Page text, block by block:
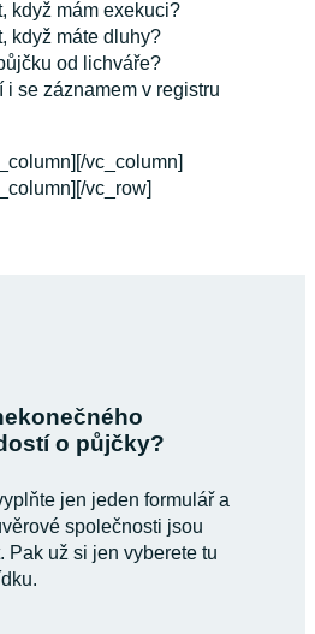
když mám exekuci?
když máte dluhy?
od lichváře?
i se záznamem v registru
vc_column]
vc_row]
o půjčky?
jen jeden formulář a
společnosti jsou
Pak už si jen vyberete tu